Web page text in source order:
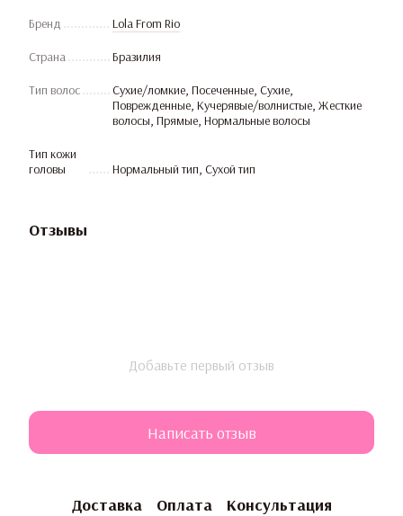
Бренд Lola From Rio
Страна Бразилия
Тип волос
Сухие/ломкие, Посеченные, Сухие,
Поврежденные, Кучерявые/волнистые, Жесткие
волосы, Прямые, Нормальные волосы
Тип кожи
головы
Нормальный тип, Сухой тип
Отзывы
Добавьте первый отзыв
Написать отзыв
Доставка Оплата Консультация